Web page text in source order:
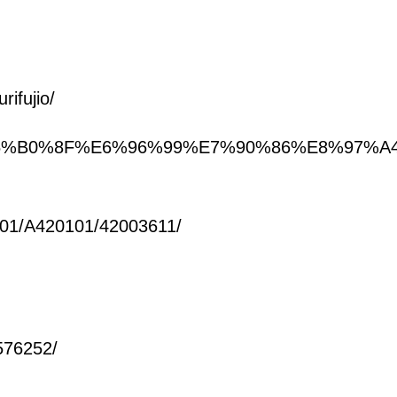
A420101/42003611/